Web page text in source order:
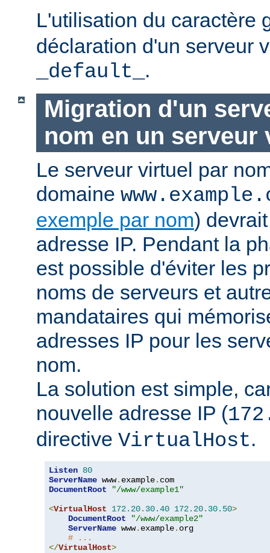
L'utilisation du caractère
déclaration d'un serveur
_default_ .
Migration d'un
nom en un serveur
Le serveur virtuel par
domaine
exemple par nom)
adresse IP. Pendant la
est possible d'éviter les
noms de serveurs et
mandataires qui
adresses IP pour les
nom.
La solution est simple,
nouvelle adresse IP (
directive VirtualHost.
Listen 80
ServerName www. example.
DocumentRoot
"/www/example1"
<VirtualHost 172.20. 30.40 172.20. 30.50>
DocumentRoot
"/www/example2"
ServerName www. example. org
# ...
</VirtualHost>